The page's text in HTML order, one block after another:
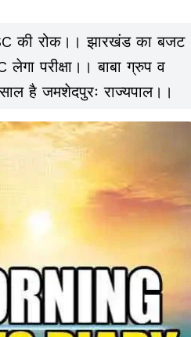
की रोक।। झारखंड का बजट
परीक्षा।। बाबा ग्रुप व
है जमशेदपुरः राज्यपाल।।